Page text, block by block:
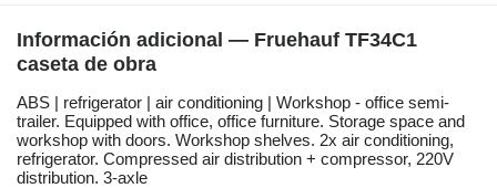
Información adicional — Fruehauf TF34C1
caseta de obra
ABS | refrigerator | air conditioning | Workshop - office semi-
trailer. Equipped with office, office furniture. Storage space and
workshop with doors. Workshop shelves. 2x air conditioning,
refrigerator. Compressed air distribution + compressor, 220V
distribution. 3-axle